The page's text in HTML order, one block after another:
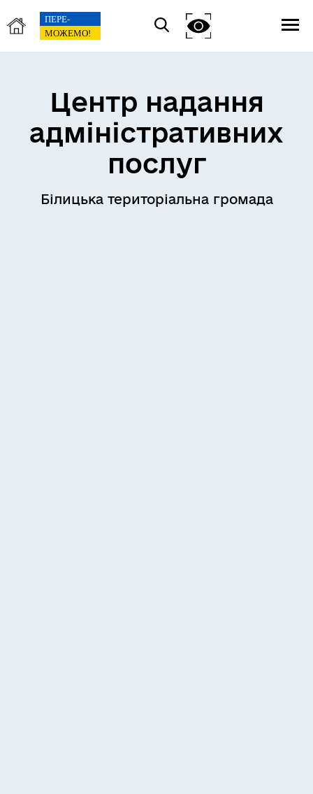
Центр надання
адміністративних
послуг
Білицька територіальна громада